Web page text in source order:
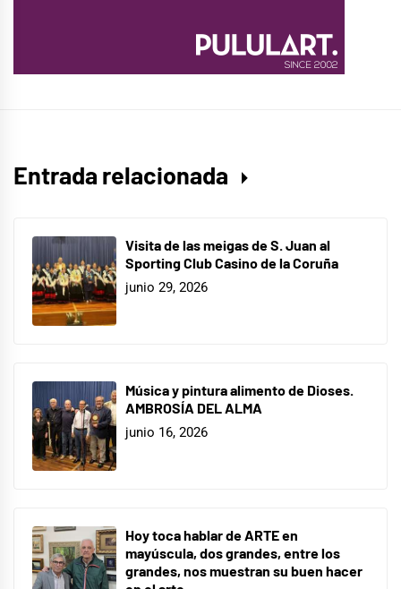
Entrada relacionada
Visita de las meigas de S. Juan al
Sporting Club Casino de la Coruña
junio 29, 2026
Música y pintura alimento de Dioses.
AMBROSÍA DEL ALMA
junio 16, 2026
Hoy toca hablar de ARTE en
mayúscula, dos grandes, entre los
grandes, nos muestran su buen hacer